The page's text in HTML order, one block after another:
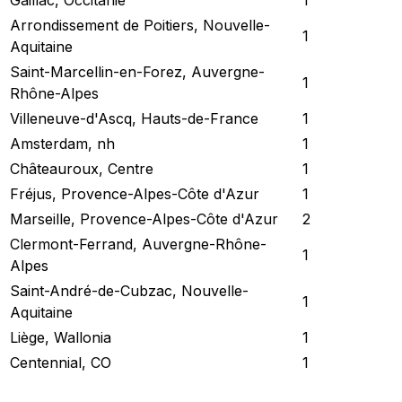
Arrondissement de Poitiers, Nouvelle-
Aquitaine
1
Saint-Marcellin-en-Forez, Auvergne-
Rhône-Alpes
1
Villeneuve-d'Ascq, Hauts-de-France
1
Amsterdam, nh
1
Châteauroux, Centre
1
Fréjus, Provence-Alpes-Côte d'Azur
1
Marseille, Provence-Alpes-Côte d'Azur
2
Clermont-Ferrand, Auvergne-Rhône-
Alpes
1
Saint-André-de-Cubzac, Nouvelle-
Aquitaine
1
Liège, Wallonia
1
Centennial, CO
1